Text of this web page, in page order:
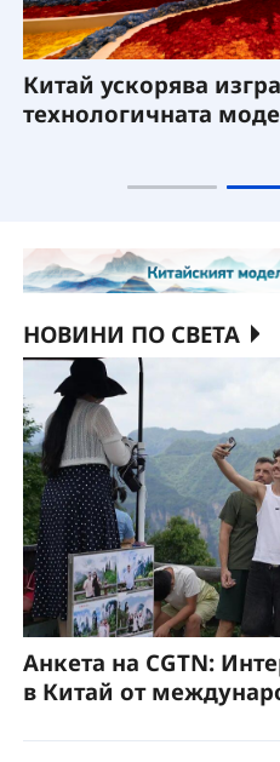
Китай ускорява
технологичната
НОВИНИ ПО СВЕТА
Анкета на CGTN:
в Китай от